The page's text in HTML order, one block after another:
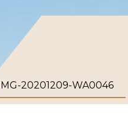
20201209-WA0046